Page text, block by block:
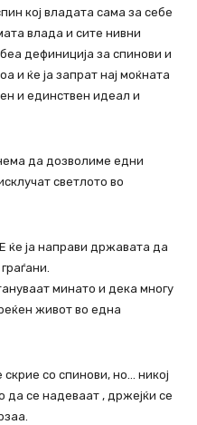
кој владата сама за себе
влада и сите нивни
дефиниција за спинови и
и ќе ја запрат нај моќната
и единствен идеал и
да дозволиме едни
светлото во
ја направи државата да
минато и дека многу
живот во една
со спинови, но… никој
да се надеваат , држејќи се